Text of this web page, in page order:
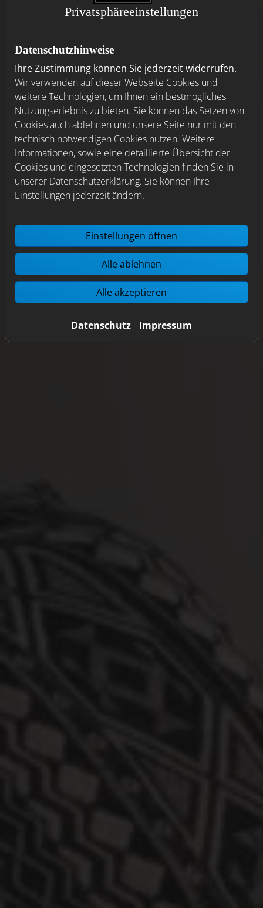
Privatsphäre­einstellungen
Datenschutzhinweise
Ihre Zustimmung können Sie jederzeit widerrufen.
Wir verwenden auf dieser Webseite Cookies und
weitere Technologien, um Ihnen ein bestmögliches
Nutzungserlebnis zu bieten. Sie können das Setzen von
Cookies auch ablehnen und unsere Seite nur mit den
technisch notwendigen Cookies nutzen. Weitere
Informationen, sowie eine detaillierte Übersicht der
Cookies und eingesetzten Technologien finden Sie in
unserer Datenschutzerklärung. Sie können Ihre
Einstellungen jederzeit ändern.
Einstellungen öffnen
Alle ablehnen
Alle akzeptieren
Datenschutz Impressum